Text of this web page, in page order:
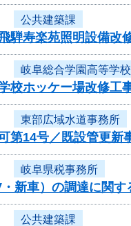
公共建築課
騨寿楽苑照明設備改
岐阜総合学園高等学校
校ホッケー場改修工
東部広域水道事務所
可第14号／既設管更
岐阜県税事務所
新車）の調達に関
公共建築課